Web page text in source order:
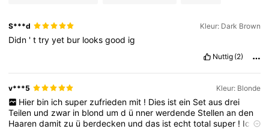
4.86 303K Volgers
4.86 303K Volgers
S***d Kleur: Dark Brown
Didn 'ttryyet bur looksgood ig
Nuttig (2)
v***5 Kleur: Blonde
Hier bin ich super zufrieden mit ! Dies ist ein Set aus drei
Teilen und zwar in blond umd ü nnerwerdende Stellenanden
Haarendamit zu ü berdecken unddas istechttotalsuper ! Ich